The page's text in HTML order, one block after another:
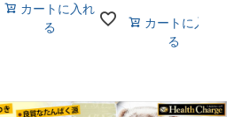
カートに入れ
る
カートに入れ
る